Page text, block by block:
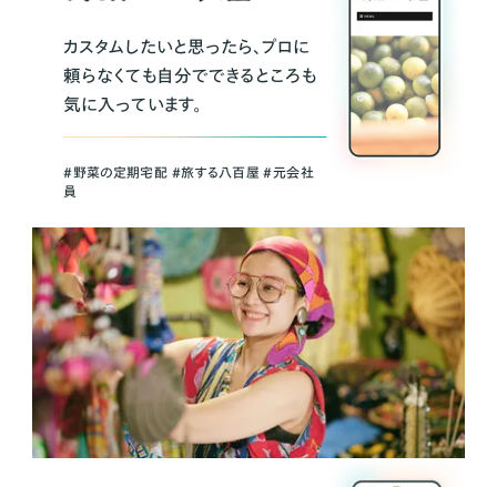
カスタムしたいと思ったら、プロに
頼らなくても自分でできるところも
気に入っています。
＃野菜の定期宅配 ＃旅する八百屋 ＃元会社
員